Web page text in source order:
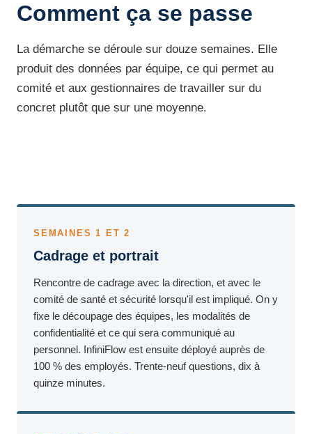
Comment ça se passe
La démarche se déroule sur douze semaines. Elle
produit des données par équipe, ce qui permet au
comité et aux gestionnaires de travailler sur du
concret plutôt que sur une moyenne.
SEMAINES 1 ET 2
Cadrage et portrait
Rencontre de cadrage avec la direction, et avec le
comité de santé et sécurité lorsqu'il est impliqué. On y
fixe le découpage des équipes, les modalités de
confidentialité et ce qui sera communiqué au
personnel. InfiniFlow est ensuite déployé auprès de
100 % des employés. Trente-neuf questions, dix à
quinze minutes.